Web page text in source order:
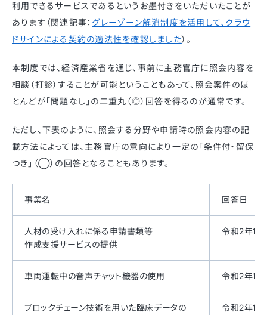
利用できるサービスであるというお墨付きをいただいたことが
あります（関連記事： グレーゾーン解消制度を活用して、クラウ
ドサインによる契約の適法性を確認しました）。
本制度では、経済産業省を通じ、事前に主務官庁に照会内容を
相談（打診）することが可能ということもあって、照会案件のほ
とんどが「問題なし」の二重丸（◎）回答を得るのが通常です。
ただし、下表のように、照会する分野や申請時の照会内容の記
載方法によっては、主務官庁の意向により一定の「条件付・留保
つき」（◯）の回答となることもあります。
事業名 回答日
人材の受け入れに係る申請書類等
作成支援サービスの提供
令和2年12
車両運転中の音声チャット機器の使用 令和2年12
ブロックチェーン技術を用いた臨床データの
令和2年12